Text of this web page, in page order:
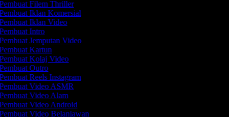
Filem Thriller
Iklan Komersial
Iklan Video
Intro
Jemputan Video
Kartun
Kolaj Video
Outro
Reels Instagram
Video ASMR
Video Alam
Video Android
Video Belanjawan